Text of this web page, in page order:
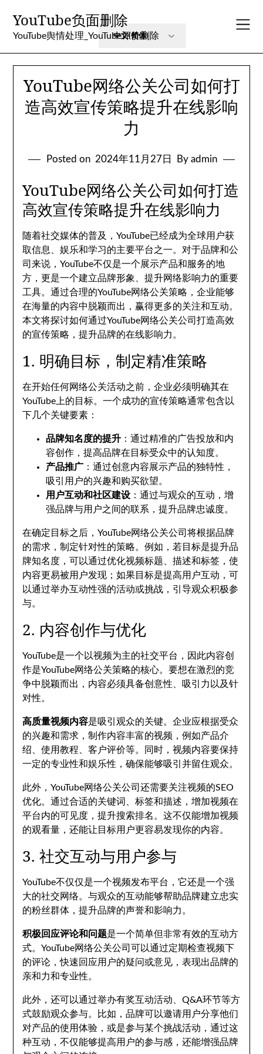
content
YouTube负面删除
YouTube舆情处理_YouTube评价删除
YouTube网络公关公司如何打
造高效宣传策略提升在线影响
力
Posted on 2024年11月27日 By admin
YouTube网络公关公司如何打造
高效宣传策略提升在线影响力
随着社交媒体的普及，YouTube已经成为全球用户获
取信息、娱乐和学习的主要平台之一。对于品牌和公
司来说，YouTube不仅是一个展示产品和服务的地
方，更是一个建立品牌形象、提升网络影响力的重要
工具。通过合理的YouTube网络公关策略，企业能够
在海量的内容中脱颖而出，赢得更多的关注和互动。
本文将探讨如何通过YouTube网络公关公司打造高效
的宣传策略，提升品牌的在线影响力。
1. 明确目标，制定精准策略
在开始任何网络公关活动之前，企业必须明确其在
YouTube上的目标。一个成功的宣传策略通常包含以
下几个关键要素：
品牌知名度的提升 ：通过精准的广告投放和内
容创作，提高品牌在目标受众中的认知度。
产品推广 ：通过创意内容展示产品的独特性，
吸引用户的兴趣和购买欲望。
用户互动和社区建设 ：通过与观众的互动，增
强品牌与用户之间的联系，提升品牌忠诚度。
在确定目标之后，YouTube网络公关公司将根据品牌
的需求，制定针对性的策略。例如，若目标是提升品
牌知名度，可以通过优化视频标题、描述和标签，使
内容更易被用户发现；如果目标是提高用户互动，可
以通过举办互动性强的活动或挑战，引导观众积极参
与。
2. 内容创作与优化
YouTube是一个以视频为主的社交平台，因此内容创
作是YouTube网络公关策略的核心。要想在激烈的竞
争中脱颖而出，内容必须具备创意性、吸引力以及针
对性。
高质量视频内容是吸引观众的关键。企业应根据受众
的兴趣和需求，制作内容丰富的视频，例如产品介
绍、使用教程、客户评价等。同时，视频内容要保持
一定的专业性和娱乐性，确保能够吸引并留住观众。
此外，YouTube网络公关公司还需要关注视频的SEO
优化。通过合适的关键词、标签和描述，增加视频在
平台内的可见度，提升搜索排名。这不仅能增加视频
的观看量，还能让目标用户更容易发现你的内容。
3. 社交互动与用户参与
YouTube不仅仅是一个视频发布平台，它还是一个强
大的社交网络。与观众的互动能够帮助品牌建立忠实
的粉丝群体，提升品牌的声誉和影响力。
积极回应评论和问题是一个简单但非常有效的互动方
式。YouTube网络公关公司可以通过定期检查视频下
的评论，快速回应用户的疑问或意见，表现出品牌的
亲和力和专业性。
此外，还可以通过举办有奖互动活动、Q&A环节等方
式鼓励观众参与。比如，品牌可以邀请用户分享他们
对产品的使用体验，或是参与某个挑战活动，通过这
种互动，不仅能够提高用户的参与感，还能增强品牌